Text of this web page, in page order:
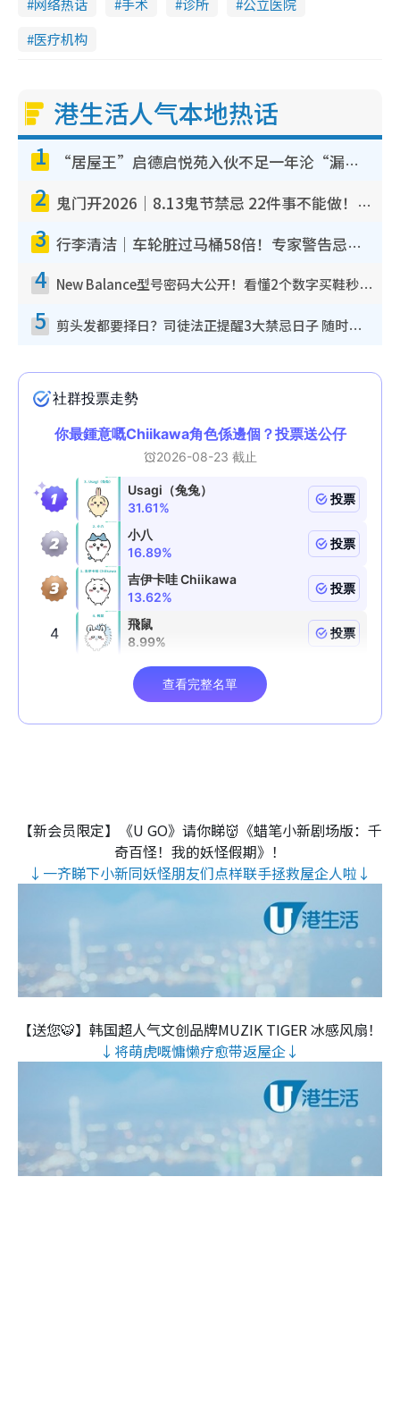
网络热话 手术 诊所
公立医院
医疗机构
港生活人气本地热话
1 “居屋王”启德启悦苑入伙不足一年沦“漏水之王”！插座喷火花致大停电 多户业主全屋家电报废
2 鬼门开2026｜8.13鬼节禁忌 22件事不能做！烧肉、刺身要少食？半夜勿吹口哨/打给个电话
3 行李清洁｜车轮脏过马桶58倍！专家警告忌用酒精擦 教1招免脏手除菌
4 New Balance型号密码大公开！看懂2个数字买鞋秒知功能免中伏 附5大热门鞋款
5 剪头发都要择日？司徒法正提醒3大禁忌日子 随时剪走财运！这日剪发恐“剪寿命”？
【新会员限定】《U GO》请你睇👹《蜡笔小新剧场版：千
奇百怪！我的妖怪假期》！
↓一齐睇下小新同妖怪朋友们点样联手拯救屋企人啦↓
【送您🐯】韩国超人气文创品牌MUZIK TIGER 冰感风扇！
↓将萌虎嘅慵懒疗愈带返屋企↓